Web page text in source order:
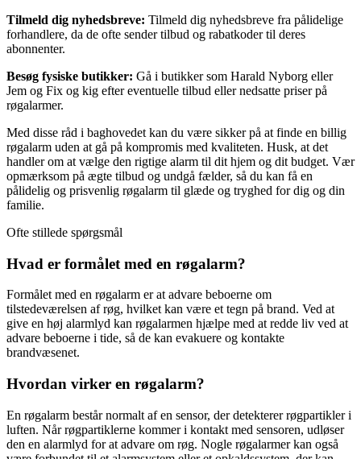
Tilmeld dig nyhedsbreve: Tilmeld dig nyhedsbreve fra pålidelige
forhandlere, da de ofte sender tilbud og rabatkoder til deres
abonnenter.
Besøg fysiske butikker: Gå i butikker som Harald Nyborg eller
Jem og Fix og kig efter eventuelle tilbud eller nedsatte priser på
røgalarmer.
Med disse råd i baghovedet kan du være sikker på at finde en billig
røgalarm uden at gå på kompromis med kvaliteten. Husk, at det
handler om at vælge den rigtige alarm til dit hjem og dit budget. Vær
opmærksom på ægte tilbud og undgå fælder, så du kan få en
pålidelig og prisvenlig røgalarm til glæde og tryghed for dig og din
familie.
Ofte stillede spørgsmål
Hvad er formålet med en røgalarm?
Formålet med en røgalarm er at advare beboerne om
tilstedeværelsen af røg, hvilket kan være et tegn på brand. Ved at
give en høj alarmlyd kan røgalarmen hjælpe med at redde liv ved at
advare beboerne i tide, så de kan evakuere og kontakte
brandvæsenet.
Hvordan virker en røgalarm?
En røgalarm består normalt af en sensor, der detekterer røgpartikler i
luften. Når røgpartiklerne kommer i kontakt med sensoren, udløser
den en alarmlyd for at advare om røg. Nogle røgalarmer kan også